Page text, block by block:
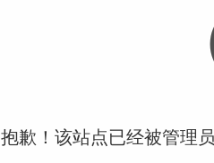
抱歉！该站点已经被管理